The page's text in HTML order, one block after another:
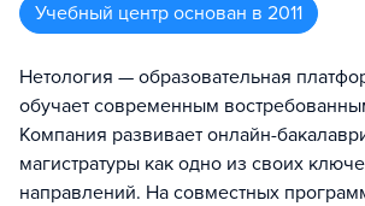
Учебный центр основан в 2011
Нетология — образовательная
обучает современным
Компания развивает онлайн-
магистратуры как одно из своих
направлений. На совместных